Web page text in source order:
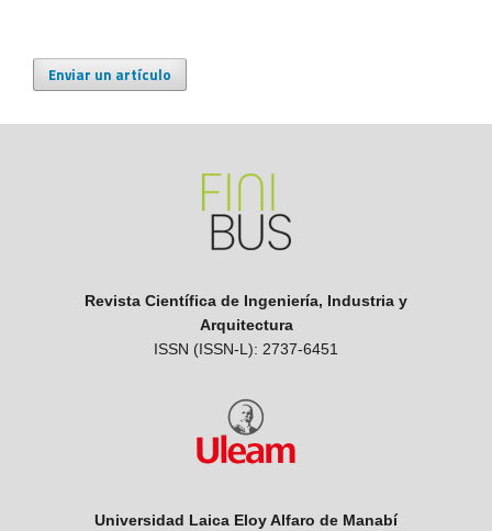
Enviar un artículo
Revista Científica de Ingeniería, Industria y
Arquitectura
ISSN (ISSN-L): 2737-6451
Universidad Laica Eloy Alfaro de Manabí